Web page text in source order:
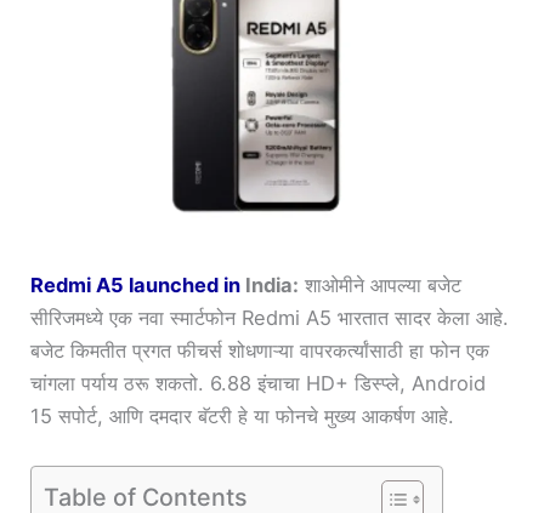
Redmi A5 launched in India: शाओमीने आपल्या बजेट
सीरिजमध्ये एक नवा स्मार्टफोन Redmi A5 भारतात सादर केला आहे.
बजेट किमतीत प्रगत फीचर्स शोधणाऱ्या वापरकर्त्यांसाठी हा फोन एक
चांगला पर्याय ठरू शकतो. 6.88 इंचाचा HD+ डिस्प्ले, Android
15 सपोर्ट, आणि दमदार बॅटरी हे या फोनचे मुख्य आकर्षण आहे.
Table of Contents